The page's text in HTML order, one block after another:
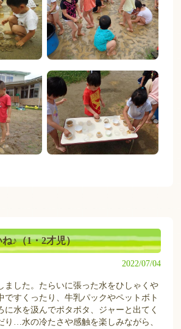
♪（1・2才児）
2022/07/04
した。たらいに張った水をひしゃくや
ですくったり、牛乳パックやペットボト
に水を汲んでポタポタ、ジャーと出てく
り…水の冷たさや感触を楽しみながら、